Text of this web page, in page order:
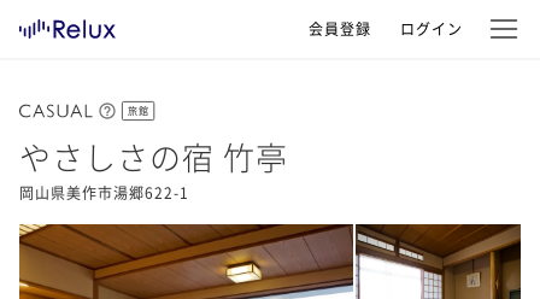
会員登録 ログイン
旅館
やさしさの宿 竹亭
岡山県美作市湯郷622-1